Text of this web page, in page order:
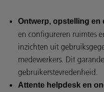
Ontwerp, opstelling en
en configureren ruimtes
inzichten uit
medewerkers. Dit
gebruikerstevredenheid.
Attente helpdesk en